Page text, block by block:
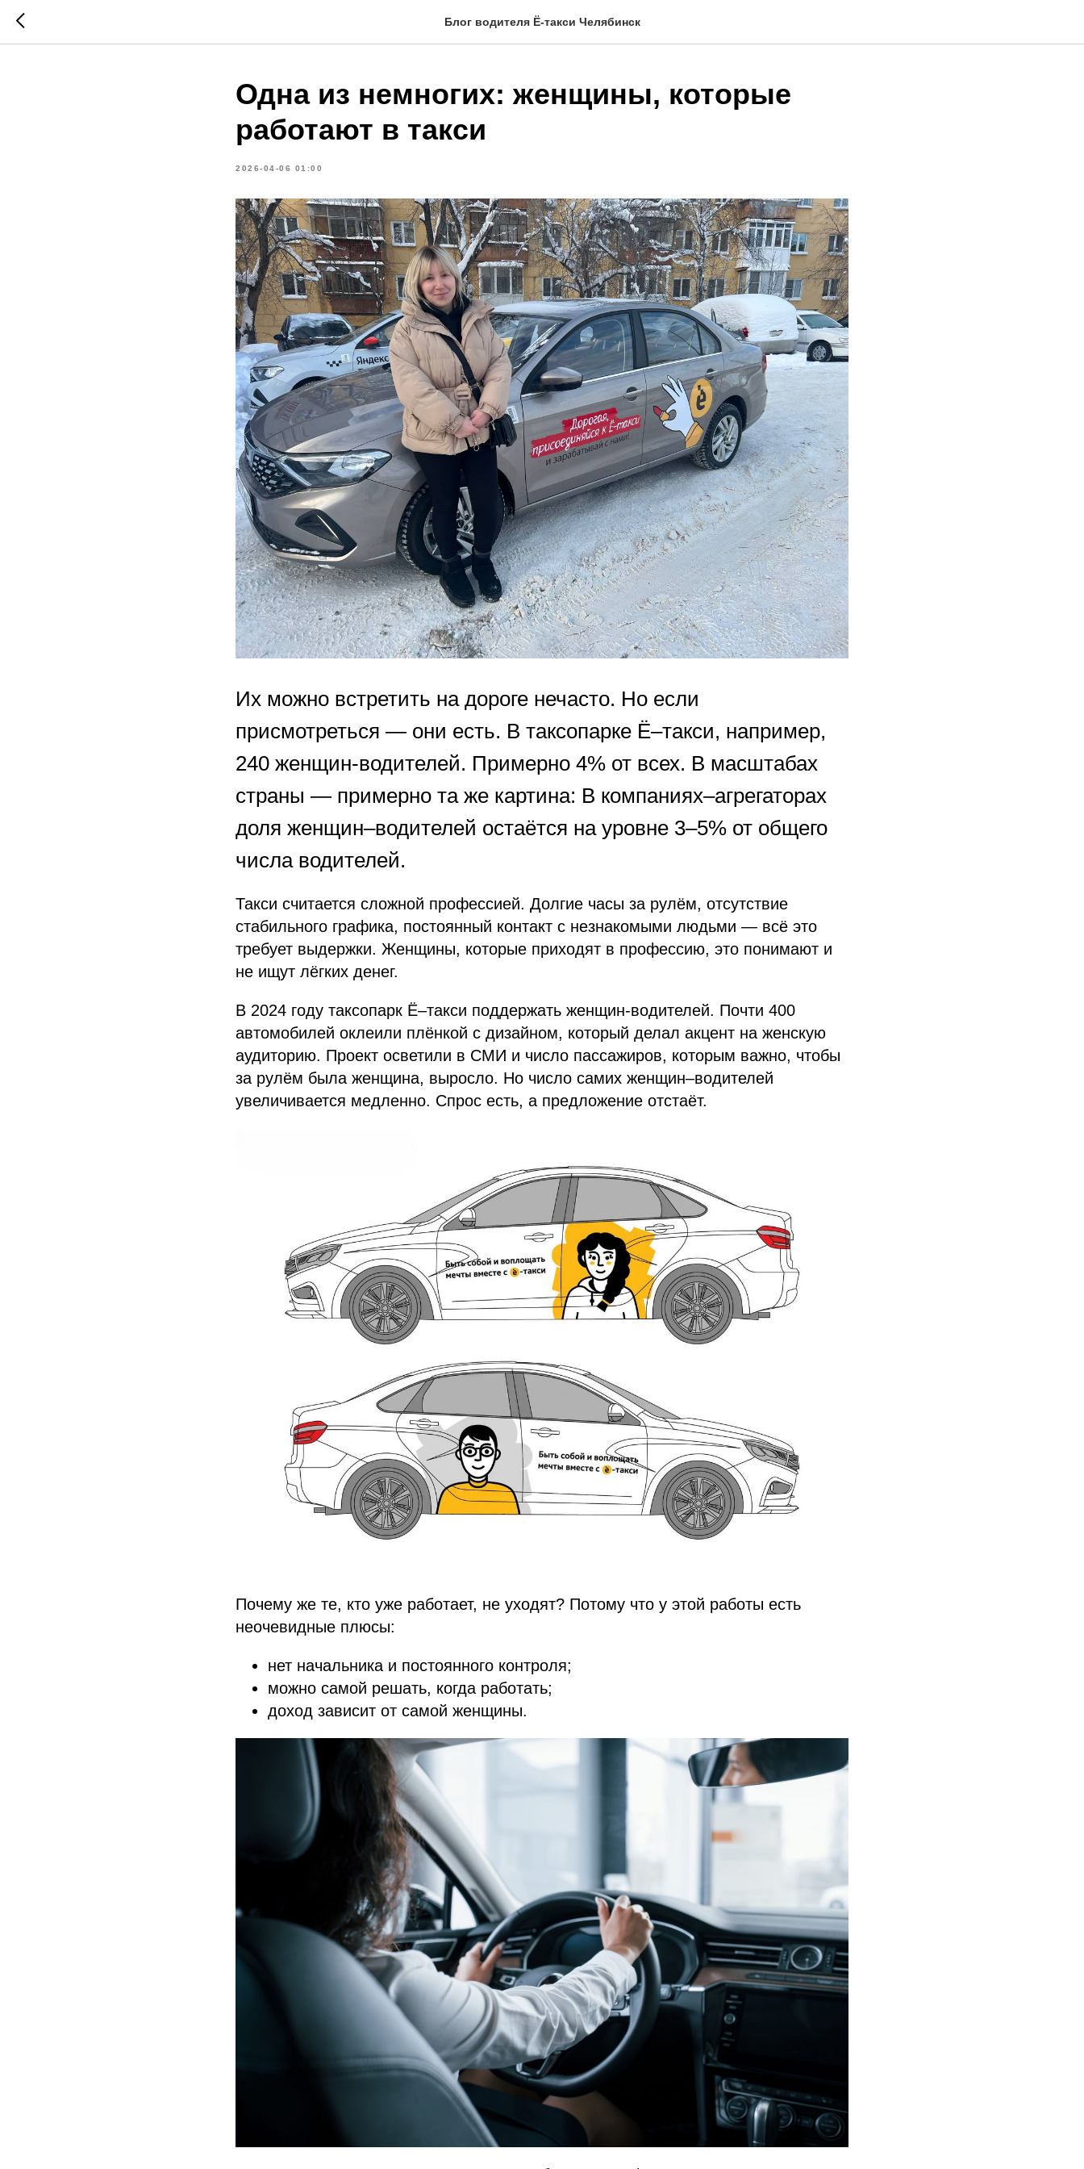
Блог водителя Ё-такси Челябинск
Одна из немногих: женщины, которые
работают в такси
2026-04-06 01:00
Их можно встретить на дороге нечасто. Но если
присмотреться — они есть. В таксопарке Ё–такси, например,
240 женщин-водителей. Примерно 4% от всех. В масштабах
страны — примерно та же картина: В компаниях–агрегаторах
доля женщин–водителей остаётся на уровне 3–5% от общего
числа водителей.
Такси считается сложной профессией. Долгие часы за рулём, отсутствие
стабильного графика, постоянный контакт с незнакомыми людьми — всё это
требует выдержки. Женщины, которые приходят в профессию, это понимают и
не ищут лёгких денег.
В 2024 году таксопарк Ё–такси поддержать женщин-водителей. Почти 400
автомобилей оклеили плёнкой с дизайном, который делал акцент на женскую
аудиторию. Проект осветили в СМИ и число пассажиров, которым важно, чтобы
за рулём была женщина, выросло. Но число самих женщин–водителей
увеличивается медленно. Спрос есть, а предложение отстаёт.
Почему же те, кто уже работает, не уходят? Потому что у этой работы есть
неочевидные плюсы:
нет начальника и постоянного контроля;
можно самой решать, когда работать;
доход зависит от самой женщины.